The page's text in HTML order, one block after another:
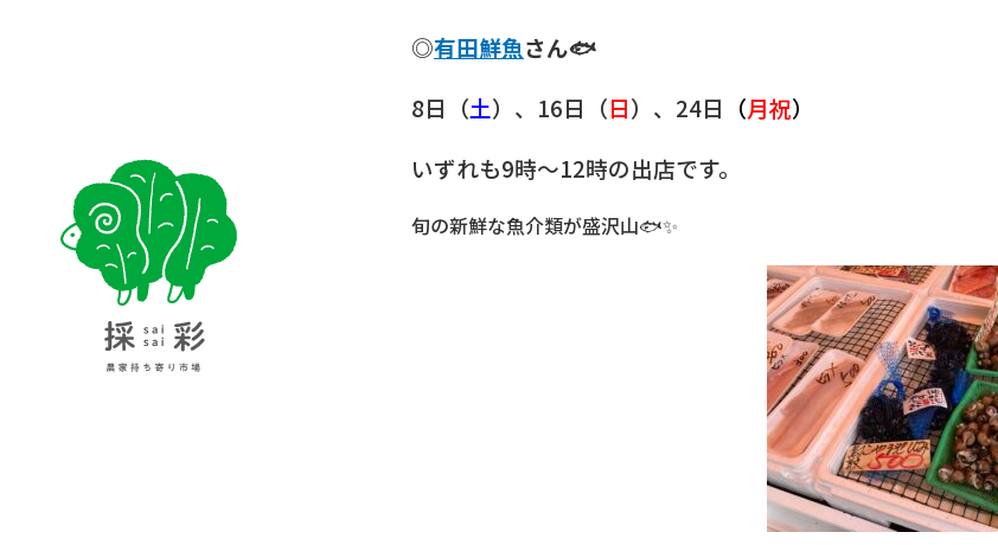
採彩 saisai 農家持ち寄り市場
◎有田鮮魚さん🐟
8日（土）、16日（日）、24日 （月祝）
いずれも9時～12時の出店です。
旬の新鮮な魚介類が盛沢山🐟✨